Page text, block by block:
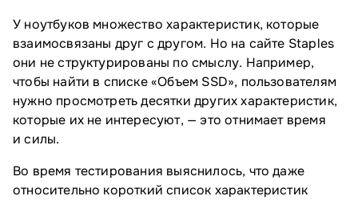
У ноутбуков множество характеристик, которые
взаимосвязаны друг с другом. Но на сайте Staples
они не структурированы по смыслу. Например,
чтобы найти в списке «Объем SSD», пользователям
нужно просмотреть десятки других характеристик,
которые их не интересуют, — это отнимает время
и силы.
Во время тестирования выяснилось, что даже
относительно короткий список характеристик